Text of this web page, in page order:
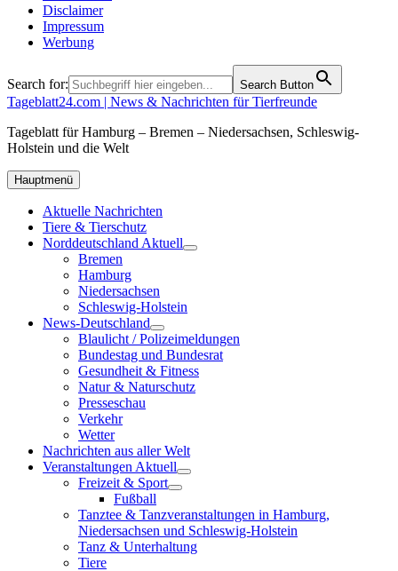
Disclaimer
Impressum
Werbung
Search for: Search Button
Tageblatt24.com | News & Nachrichten für Tierfreunde
Tageblatt für Hamburg – Bremen – Niedersachsen, Schleswig-
Holstein und die Welt
Hauptmenü
Aktuelle Nachrichten
Tiere & Tierschutz
Norddeutschland Aktuell
Bremen
Hamburg
Niedersachsen
Schleswig-Holstein
News-Deutschland
Blaulicht / Polizeimeldungen
Bundestag und Bundesrat
Gesundheit & Fitness
Natur & Naturschutz
Presseschau
Verkehr
Wetter
Nachrichten aus aller Welt
Veranstaltungen Aktuell
Freizeit & Sport
Fußball
Tanztee & Tanzveranstaltungen in Hamburg,
Niedersachsen und Schleswig-Holstein
Tanz & Unterhaltung
Tiere